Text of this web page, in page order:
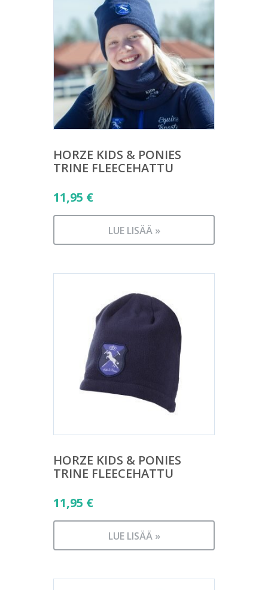
HORZE KIDS & PONIES
TRINE FLEECEHATTU
11,95 €
LUE LISÄÄ »
HORZE KIDS & PONIES
TRINE FLEECEHATTU
11,95 €
LUE LISÄÄ »